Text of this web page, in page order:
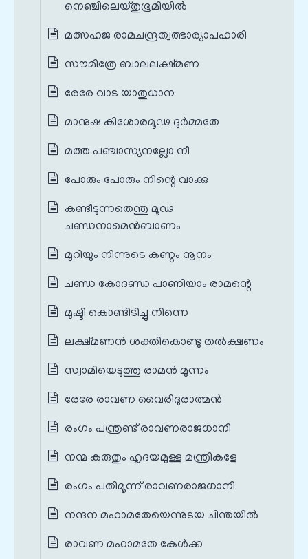
നെഞ്ചിലെയ്തുഭൂമിയില്‍
മത്സഹജ രാമചന്ദ്രത്വത്ഭാര്യാപഹാരി
സൗമിത്രേ ബാലലക്ഷ്മണ
രേരേ വാട യാതുധാന
മാനുഷ കിശോരമൂഢ ദുര്‍മ്മതേ
മത്ത പഞ്ചാസ്യനല്ലോ നീ
പോരും പോരും നിന്റെ വാക്കു
കണ്ടീടുന്നതെന്തു മൂഢ
ചണ്ഡനാമെന്‍ബാണം
മുറിയും നിന്നുടെ കണ്ഠം നൂനം
ചണ്ഡ കോദണ്ഡ പാണിയാം രാമന്റെ
മുഷ്ടി കൊണ്ടിടിച്ചു നിന്നെ
ലക്ഷ്മണൻ ശക്തികൊണ്ടു തൽക്ഷണം
സ്വാമിയെടുത്തു രാമൻ മുന്നം
രേരേ രാവണ വൈരിദുരാത്മൻ
രംഗം പന്ത്രണ്ട് രാവണരാജധാനി
നന്മ കരുതും ഹൃദയമുള്ള മന്ത്രികളേ
രംഗം പതിമൂന്ന് രാവണരാജധാനി
നന്ദന മഹാമതേയെന്നുടയ ചിന്തയിൽ
രാവണ മഹാമതേ കേൾക്ക